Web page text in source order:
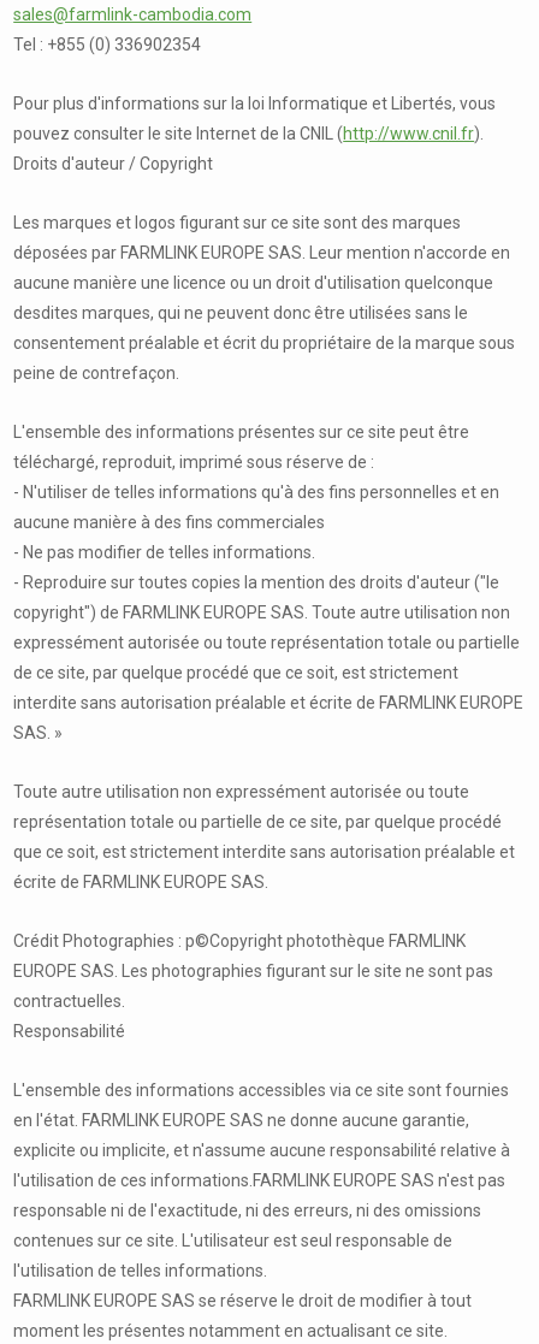
sales@farmlink-cambodia.com
Tel : +855 (0) 336902354
Pour plus d'informations sur la loi Informatique et Libertés, vous
pouvez consulter le site Internet de la CNIL (http://www.cnil.fr).
Droits d'auteur / Copyright
Les marques et logos figurant sur ce site sont des marques
déposées par FARMLINK EUROPE SAS. Leur mention n'accorde en
aucune manière une licence ou un droit d'utilisation quelconque
desdites marques, qui ne peuvent donc être utilisées sans le
consentement préalable et écrit du propriétaire de la marque sous
peine de contrefaçon.
L'ensemble des informations présentes sur ce site peut être
téléchargé, reproduit, imprimé sous réserve de :
- N'utiliser de telles informations qu'à des fins personnelles et en
aucune manière à des fins commerciales
- Ne pas modifier de telles informations.
- Reproduire sur toutes copies la mention des droits d'auteur ("le
copyright") de FARMLINK EUROPE SAS. Toute autre utilisation non
expressément autorisée ou toute représentation totale ou partielle
de ce site, par quelque procédé que ce soit, est strictement
interdite sans autorisation préalable et écrite de FARMLINK EUROPE
SAS. »
Toute autre utilisation non expressément autorisée ou toute
représentation totale ou partielle de ce site, par quelque procédé
que ce soit, est strictement interdite sans autorisation préalable et
écrite de FARMLINK EUROPE SAS.
Crédit Photographies : p©Copyright photothèque FARMLINK
EUROPE SAS. Les photographies figurant sur le site ne sont pas
contractuelles.
Responsabilité
L'ensemble des informations accessibles via ce site sont fournies
en l'état. FARMLINK EUROPE SAS ne donne aucune garantie,
explicite ou implicite, et n'assume aucune responsabilité relative à
l'utilisation de ces informations.FARMLINK EUROPE SAS n'est pas
responsable ni de l'exactitude, ni des erreurs, ni des omissions
contenues sur ce site. L'utilisateur est seul responsable de
l'utilisation de telles informations.
FARMLINK EUROPE SAS se réserve le droit de modifier à tout
moment les présentes notamment en actualisant ce site.